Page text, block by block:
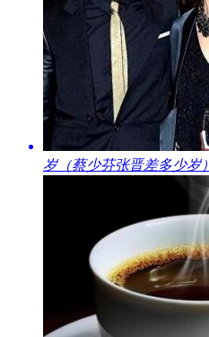
岁（蔡少芬张晋差多少岁）